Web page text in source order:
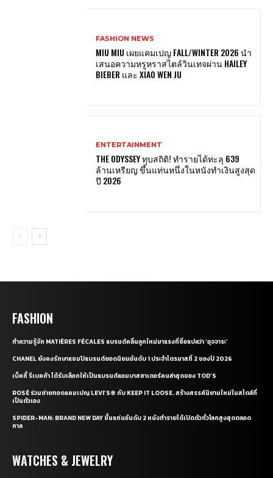
FASHION NEWS
MIU MIU เผยแคมเปญ FALL/WINTER 2026 นำ
เสนอความหรูหราสไตล์วินเทจผ่าน HAILEY
BIEBER และ XIAO WEN JU
ENTERTAINMENT
THE ODYSSEY ทุบสถิติ! ทำรายได้ทะลุ 639
ล้านเหรียญ ขึ้นแท่นหนึ่งในหนังทำเงินสูงสุด
ปี 2026
FASHION
ทำความรู้จัก MATIÈRES FÉCALES แบรนด์คลื่นลูกใหม่มาแรงที่ชื่อแปลว่า ‘อุจจาระ’
CHANEL ยังคงรักษาแชมป์แบรนด์ยอดนิยมอันดับ 1 ประจำไตรมาสที่ 2 ของปี 2026
เบ็คกี้ รีเบคก้า ได้รับเลือกให้เป็นแบรนด์แอมบาสซาเดอร์คนล่าสุดของ TOD’S
ROSÉ ร่วมถ่ายทอดแคมเปญ LEVI’S® กับ KEEP IT LOOSE. สร้างสรรค์นิยามใหม่ในสไตล์ที่
เป็นตัวเอง
SPIDER-MAN: BRAND NEW DAY ขึ้นแท่นอันดับ 2 หนังทำรายได้เปิดตัวทั่วโลกสูงสุดตลอด
กาล
WATCHES & JEWELRY